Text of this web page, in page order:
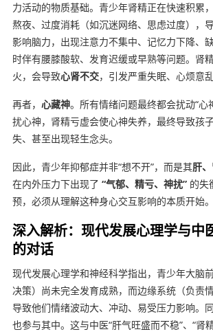
力活动的物质基础。青少年肾精正在快速积累
熬夜、过度消耗（如沉迷网络、思虑过度），
影响脑力，出现注意力不集中、记忆力下降、
时伴有腰膝酸软、发育迟缓或早熟等问题。肾
火，会导致心肾不交，引发严重失眠、心烦意乱
再者， 心藏神。所有情绪问题最终都会扰动“心
扰心神，肾精亏虚会使心神失养，最终导致孩
失、甚至出现轻生念头。
因此，青少年抑郁症并非“想不开”，而是其肝
在内外压力下出现了 “气郁、精亏、神扰”的失
预，必须从理解这种身心交互影响的本质开始。
深入解析：现代发展心理学与中
的对话
现代发展心理学和神经科学指出，青少年大脑
决策）尚未完全发育成熟，而边缘系统（负责
导致他们情绪波动大、冲动、易受压力影响。
也参与其中。这与中医“肝气旺盛而不稳”、“肾